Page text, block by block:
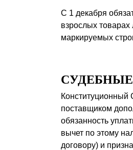
С 1 декабря
взрослых
маркируемых
Конституционный
поставщиком
обязанность
вычет по этому
договору) и